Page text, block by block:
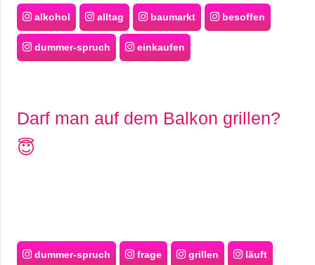
alkohol alltag baumarkt besoffen
dummer-spruch einkaufen
Darf man auf dem Balkon grillen?
😇
dummer-spruch frage grillen läuft